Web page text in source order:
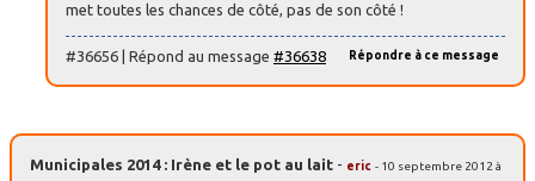
met toutes les chances de côté, pas de son côté !
Répondre à ce message
#36656 | Répond au message #36638
Municipales 2014 : Irène et le pot au lait - eric - 10 septembre 2012 à